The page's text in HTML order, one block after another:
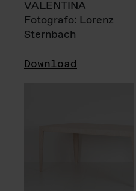
VALENTINA
Fotografo: Lorenz
Sternbach
Download